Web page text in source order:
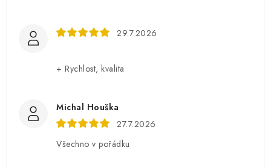
29.7.2026
+ Rychlost, kvalita
Michal Houška
27.7.2026
Všechno v pořádku